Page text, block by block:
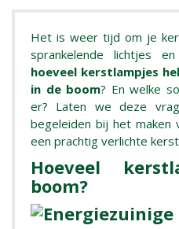
Het is weer tijd om je
sprankelende lichtjes
hoeveel kerstlampjes
in de boom? En welke
er? Laten we deze
begeleiden bij het maken
een prachtig verlichte
Hoeveel
boom?